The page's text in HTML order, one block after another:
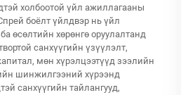
холбоотой үйл ажиллагааны
боёлт үйлдвэр нь үйл
өсөлтийн хөрөнгө оруулалтанд
санхүүгийн үзүүлэлт,
мөн хүрэлцээтүүд зээлийн
шинжилгээний хүрээнд
санхүүгийн тайлангууд,